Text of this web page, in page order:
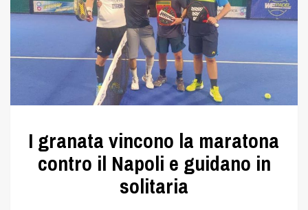
I granata vincono la maratona
contro il Napoli e guidano in
solitaria